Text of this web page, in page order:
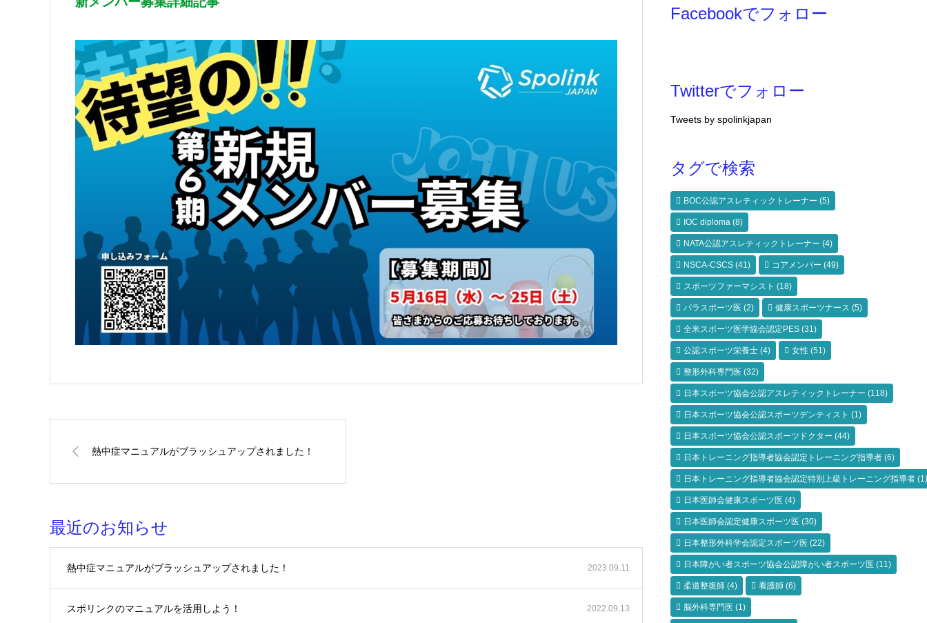
熱中症マニュアルがブラッシュアップされました！
最近のお知らせ
熱中症マニュアルがブラッシュアップされました！ 2023.09.11
スポリンクのマニュアルを活用しよう！ 2022.09.13
Facebookでフォロー
Twitterでフォロー
Tweets by spolinkjapan
タグで検索
BOC公認アスレティックトレーナー (5)
IOC diploma (8)
NATA公認アスレティックトレーナー (4)
NSCA-CSCS (41) コアメンバー (49)
スポーツファーマシスト (18)
パラスポーツ医 (2) 健康スポーツナース (5)
全米スポーツ医学協会認定PES (31)
公認スポーツ栄養士 (4) 女性 (51)
整形外科専門医 (32)
日本スポーツ協会公認アスレティックトレーナー (118)
日本スポーツ協会公認スポーツデンティスト (1)
日本スポーツ協会公認スポーツドクター (44)
日本トレーニング指導者協会認定トレーニング指導者 (6)
日本トレーニング指導者協会認定特別上級トレーニング指導者 (1)
日本医師会健康スポーツ医 (4)
日本医師会認定健康スポーツ医 (30)
日本整形外科学会認定スポーツ医 (22)
日本障がい者スポーツ協会公認障がい者スポーツ医 (11)
柔道整復師 (4) 看護師 (6)
脳外科専門医 (1)